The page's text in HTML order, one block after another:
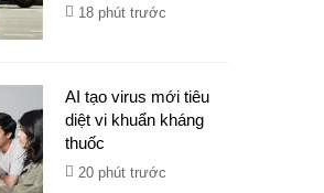
18 phút trước
AI tạo virus mới tiêu
diệt vi khuẩn kháng
thuốc
20 phút trước